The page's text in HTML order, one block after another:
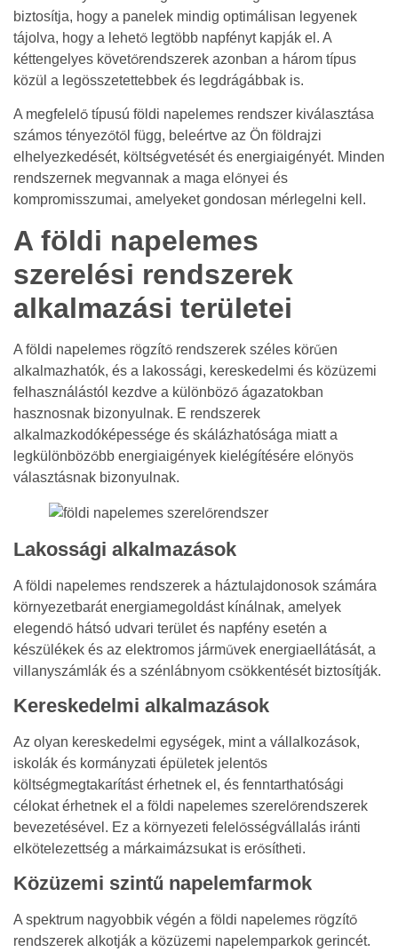
biztosítja, hogy a panelek mindig optimálisan legyenek
tájolva, hogy a lehető legtöbb napfényt kapják el. A
kéttengelyes követőrendszerek azonban a három típus
közül a legösszetettebbek és legdrágábbak is.
A megfelelő típusú földi napelemes rendszer kiválasztása
számos tényezőtől függ, beleértve az Ön földrajzi
elhelyezkedését, költségvetését és energiaigényét. Minden
rendszernek megvannak a maga előnyei és
kompromisszumai, amelyeket gondosan mérlegelni kell.
A földi napelemes
szerelési rendszerek
alkalmazási területei
A földi napelemes rögzítő rendszerek széles körűen
alkalmazhatók, és a lakossági, kereskedelmi és közüzemi
felhasználástól kezdve a különböző ágazatokban
hasznosnak bizonyulnak. E rendszerek
alkalmazkodóképessége és skálázhatósága miatt a
legkülönbözőbb energiaigények kielégítésére előnyös
választásnak bizonyulnak.
Lakossági alkalmazások
A földi napelemes rendszerek a háztulajdonosok számára
környezetbarát energiamegoldást kínálnak, amelyek
elegendő hátsó udvari terület és napfény esetén a
készülékek és az elektromos járművek energiaellátását, a
villanyszámlák és a szénlábnyom csökkentését biztosítják.
Kereskedelmi alkalmazások
Az olyan kereskedelmi egységek, mint a vállalkozások,
iskolák és kormányzati épületek jelentős
költségmegtakarítást érhetnek el, és fenntarthatósági
célokat érhetnek el a földi napelemes szerelőrendszerek
bevezetésével. Ez a környezeti felelősségvállalás iránti
elkötelezettség a márkaimázsukat is erősítheti.
Közüzemi szintű napelemfarmok
A spektrum nagyobbik végén a földi napelemes rögzítő
rendszerek alkotják a közüzemi napelemparkok gerincét.